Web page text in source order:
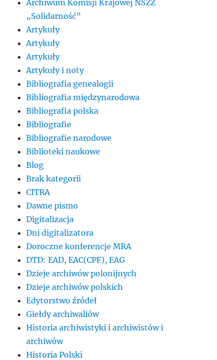
Archiwum Komisji Krajowej NSZZ
„Solidarność”
Artykuły
Artykuły
Artykuły
Artykuły i noty
Bibliografia genealogii
Bibliografia międzynarodowa
Bibliografia polska
Bibliografie
Bibliografie narodowe
Biblioteki naukowe
Blog
Brak kategorii
CITRA
Dawne pismo
Digitalizacja
Dni digitalizatora
Doroczne konferencje MRA
DTD: EAD, EAC(CPF), EAG
Dzieje archiwów polonijnych
Dzieje archiwów polskich
Edytorstwo źródeł
Giełdy archiwaliów
Historia archiwistyki i archiwistów i
archiwów
Historia Polski